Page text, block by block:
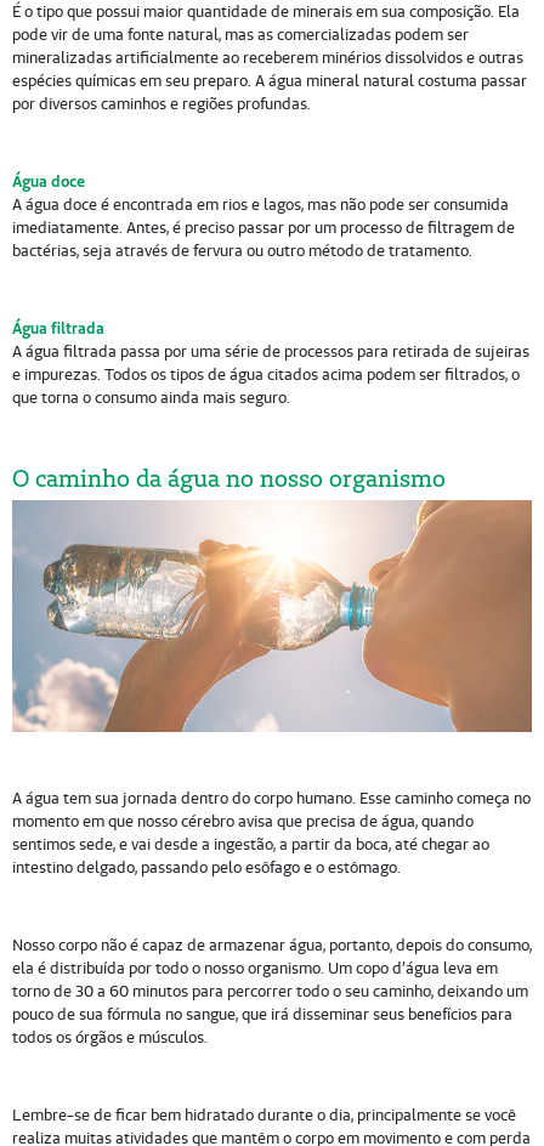
É o tipo que possui maior quantidade de minerais em sua composição. Ela
pode vir de uma fonte natural, mas as comercializadas podem ser
mineralizadas artificialmente ao receberem minérios dissolvidos e outras
espécies químicas em seu preparo. A água mineral natural costuma passar
por diversos caminhos e regiões profundas.
Água doce
A água doce é encontrada em rios e lagos, mas não pode ser consumida
imediatamente. Antes, é preciso passar por um processo de filtragem de
bactérias, seja através de fervura ou outro método de tratamento.
Água filtrada
A água filtrada passa por uma série de processos para retirada de sujeiras
e impurezas. Todos os tipos de água citados acima podem ser filtrados, o
que torna o consumo ainda mais seguro.
O caminho da água no nosso organismo
A água tem sua jornada dentro do corpo humano. Esse caminho começa no
momento em que nosso cérebro avisa que precisa de água, quando
sentimos sede, e vai desde a ingestão, a partir da boca, até chegar ao
intestino delgado, passando pelo esôfago e o estômago.
Nosso corpo não é capaz de armazenar água, portanto, depois do consumo,
ela é distribuída por todo o nosso organismo. Um copo d’água leva em
torno de 30 a 60 minutos para percorrer todo o seu caminho, deixando um
pouco de sua fórmula no sangue, que irá disseminar seus benefícios para
todos os órgãos e músculos.
Lembre-se de ficar bem hidratado durante o dia, principalmente se você
realiza muitas atividades que mantêm o corpo em movimento e com perda